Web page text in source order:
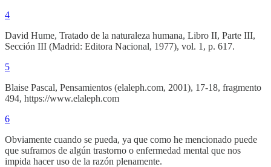
4
David Hume, Tratado de la naturaleza humana, Libro II, Parte III,
Sección III (Madrid: Editora Nacional, 1977), vol. 1, p. 617.
5
Blaise Pascal, Pensamientos (elaleph.com, 2001), 17-18, fragmento
494, https://www.elaleph.com
6
Obviamente cuando se pueda, ya que como he mencionado puede
que suframos de algún trastorno o enfermedad mental que nos
impida hacer uso de la razón plenamente.